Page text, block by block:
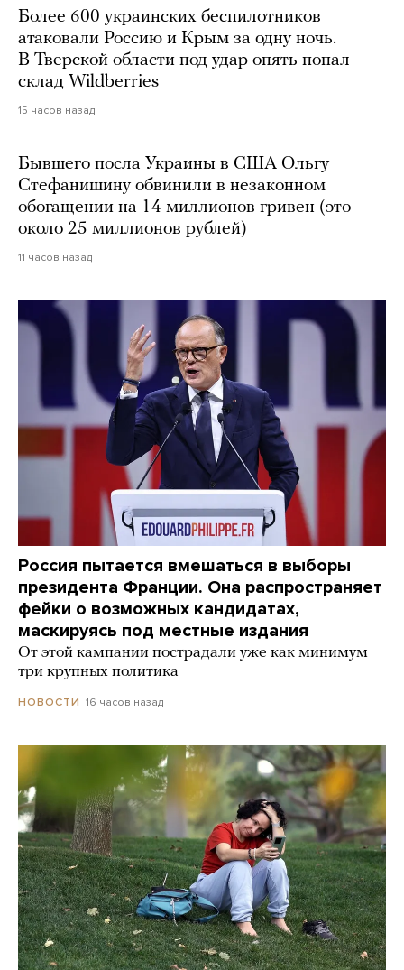
Более 600 украинских беспилотников
атаковали Россию и Крым за одну ночь.
В Тверской области под удар опять попал
склад Wildberries
15 часов назад
Бывшего посла Украины в США Ольгу
Стефанишину обвинили в незаконном
обогащении на 14 миллионов гривен (это
около 25 миллионов рублей)
11 часов назад
Россия пытается вмешаться в выборы
президента Франции. Она распространяет
фейки о возможных кандидатах,
маскируясь под местные издания
От этой кампании пострадали уже как минимум
три крупных политика
НОВОСТИ 16 часов назад